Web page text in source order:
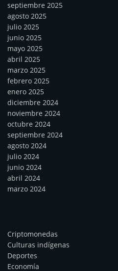
septiembre 2025
agosto 2025
julio 2025
junio 2025
mayo 2025
abril 2025
marzo 2025
febrero 2025
enero 2025
diciembre 2024
noviembre 2024
octubre 2024
septiembre 2024
agosto 2024
julio 2024
junio 2024
abril 2024
marzo 2024
Criptomonedas
Culturas indígenas
Deportes
Economía